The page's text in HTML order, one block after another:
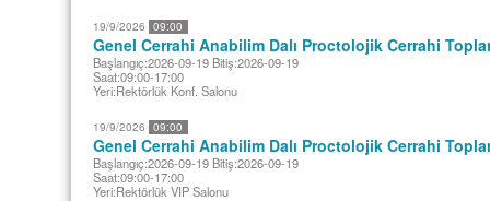
19/9/2026 09:00
Genel Cerrahi Anabilim Dalı Proctolojik Cerrahi
Başlangıç:2026-09-19 Bitiş:2026-09-19
Saat:09:00-17:00
Yeri:Rektörlük Konf. Salonu
19/9/2026 09:00
Genel Cerrahi Anabilim Dalı Proctolojik Cerrahi
Başlangıç:2026-09-19 Bitiş:2026-09-19
Saat:09:00-17:00
Yeri:Rektörlük VIP Salonu